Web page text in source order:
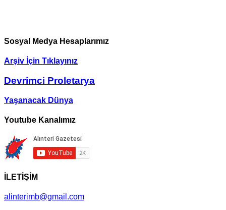
Sosyal Medya Hesaplarımız
Arşiv İçin Tıklayınız
Devrimci Proletarya
Yaşanacak Dünya
Youtube Kanalımız
İLETİŞİM
alinterimb@gmail.com